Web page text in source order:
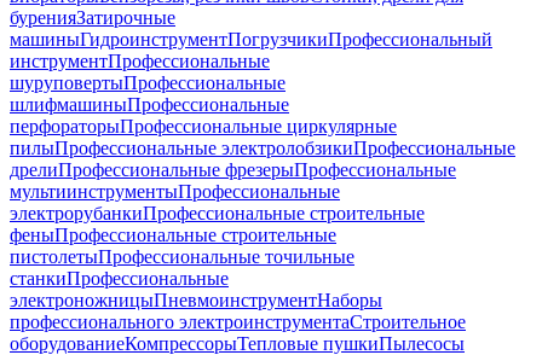
буренияЗатирочные
машиныГидроинструментПогрузчикиПрофессиональный
инструментПрофессиональные
шуруповертыПрофессиональные
шлифмашиныПрофессиональные
перфораторыПрофессиональные циркулярные
пилыПрофессиональные электролобзикиПрофессиональные
дрелиПрофессиональные фрезерыПрофессиональные
мультиинструментыПрофессиональные
электрорубанкиПрофессиональные строительные
феныПрофессиональные строительные
пистолетыПрофессиональные точильные
станкиПрофессиональные
электроножницыПневмоинструментНаборы
профессионального электроинструментаСтроительное
оборудованиеКомпрессорыТепловые пушкиПылесосы